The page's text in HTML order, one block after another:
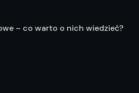
– co warto o nich wiedzieć?